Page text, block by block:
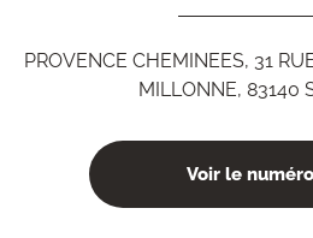
PROVENCE CHEMINEES, 31
MILLONNE, 83140
Voir le numéro